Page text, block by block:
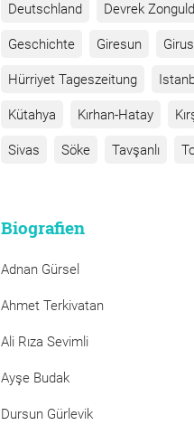
Deutschland Devrek
Geschichte Giresun
Hürriyet Tageszeitung
Kütahya Kırhan-Hatay
Sivas Söke Tavşanlı
Biografien
Adnan Gürsel
Ahmet Terkivatan
Ali Rıza Sevimli
Ayşe Budak
Dursun Gürlevik